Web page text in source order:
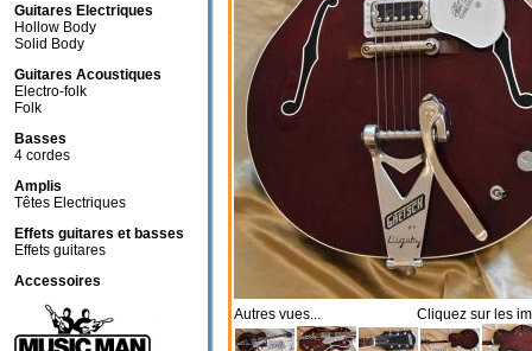
Autres vues... Cliquez sur les
Guitares Electriques
Hollow Body
Solid Body
Guitares Acoustiques
Electro-folk
Folk
Basses
4 cordes
Amplis
Têtes Electriques
Effets guitares et basses
Effets guitares
Accessoires